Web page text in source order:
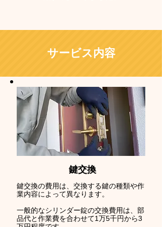
サービス内容
鍵交換
鍵交換の費用は、交換する鍵の種類や作
業内容によって異なります。
一般的なシリンダー錠の交換費用は、部
品代と作業費を合わせて1万5千円から3